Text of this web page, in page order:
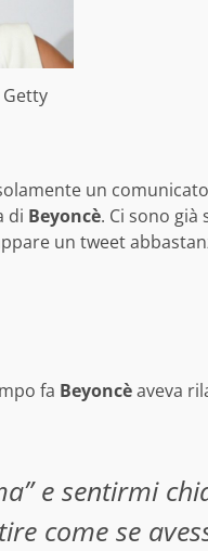
un
di Beyoncè. Ci sono già
un tweet
fa Beyoncèaveva
e sentirmi
come se